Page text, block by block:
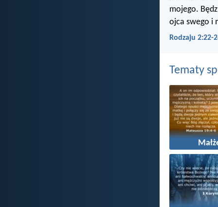
mojego.
ojca swego i
Rodzaju 2:22-
Tematy